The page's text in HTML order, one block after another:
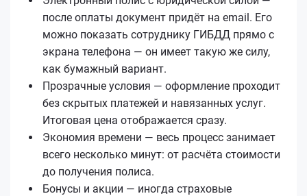
после оплаты документ придёт на email. Его
можно показать сотруднику ГИБДД прямо с
экрана телефона — он имеет такую же силу,
как бумажный вариант.
Прозрачные условия — оформление проходит
без скрытых платежей и навязанных услуг.
Итоговая цена отображается сразу.
Экономия времени — весь процесс занимает
всего несколько минут: от расчёта стоимости
до получения полиса.
Бонусы и акции — иногда страховые